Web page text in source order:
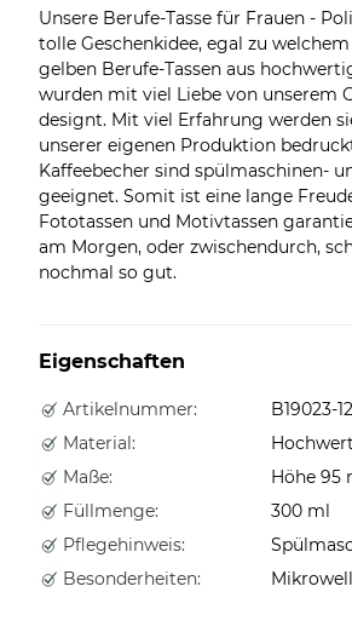
Unsere Berufe-Tasse für Frauen -
tolle Geschenkidee, egal zu welchem
gelben Berufe-Tassen aus
wurden mit viel Liebe von unserem
designt. Mit viel Erfahrung werden
unserer eigenen Produktion
Kaffeebecher sind spülmaschinen-
geeignet. Somit ist eine lange
Fototassen und Motivtassen
am Morgen, oder zwischendurch,
nochmal so gut.
Eigenschaften
Artikelnummer:
B19023-
Material:
Maße:
Höhe 95
Füllmenge:
300 ml
Pflegehinweis:
Besonderheiten: